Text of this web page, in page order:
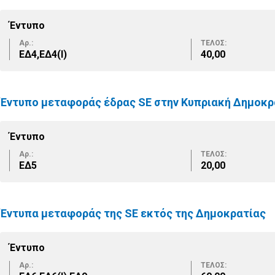
Έντυπο
Αρ.:
ΕΔ4,ΕΔ4(Ι)
ΤΕΛΟΣ:
40,00
Έντυπο μεταφοράς έδρας SE στην Κυπριακή
Έντυπο
Αρ.:
ΕΔ5
ΤΕΛΟΣ:
20,00
Έντυπα μεταφοράς της SE εκτός της Δημοκρατίας
Έντυπο
Αρ.: ΤΕΛΟΣ: